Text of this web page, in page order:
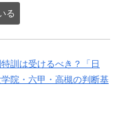
る
訓は受けるべき？「日
院・六甲・高槻の判断基